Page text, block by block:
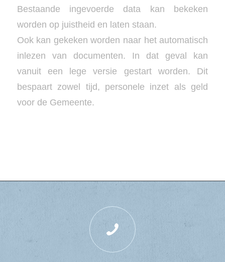
Bestaande ingevoerde data kan bekeken
worden op juistheid en laten staan.
Ook kan gekeken worden naar het automatisch
inlezen van documenten. In dat geval kan
vanuit een lege versie gestart worden. Dit
bespaart zowel tijd, personele inzet als geld
voor de Gemeente.